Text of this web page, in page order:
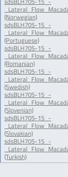
(Norwegian)
sdsBLH705-15_-
(Portuguese)
sdsBLH705-15_-
(Romanian)
sdsBLH705-15_-
(Swedish)
sdsBLH705-15_-
(Slovenian)
sdsBLH705-15_-
(Slovakian)
sdsBLH705-15_-
(Turkish)